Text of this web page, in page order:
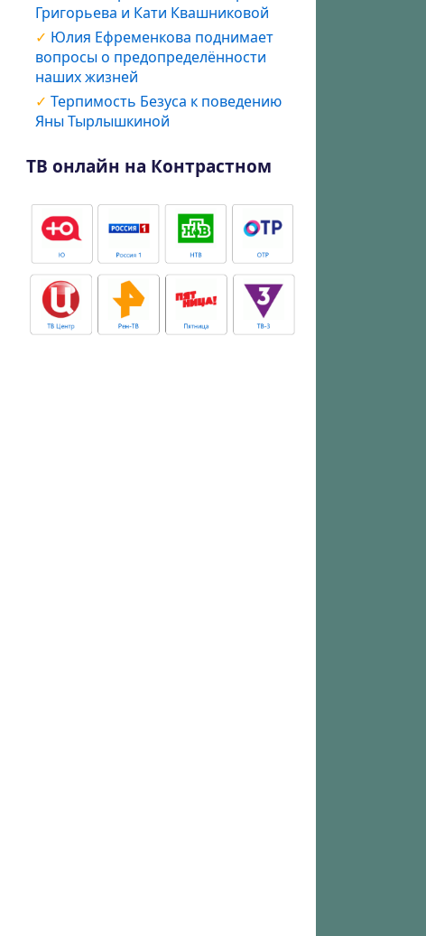
Григорьева и Кати Квашниковой
Юлия Ефременкова поднимает
вопросы о предопределённости
наших жизней
Терпимость Безуса к поведению
Яны Тырлышкиной
ТВ онлайн на Контрастном